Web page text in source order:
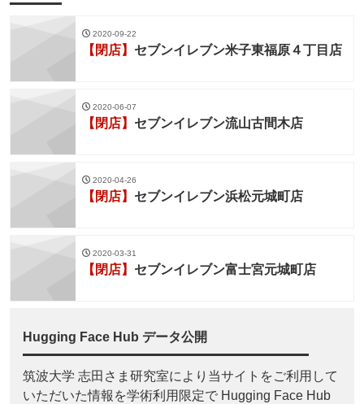
2020-09-22
【閉店】 セブンイレブン米子東福原４丁目店
2020-06-07
【閉店】 セブンイレブン流山古間木店
2020-04-26
【閉店】 セブンイレブン浜松元城町店
2020-03-31
【閉店】 セブンイレブン富士宮元城町店
Hugging Face Hub データ公開
筑波大学 志田さま研究室により当サイトをご利用して
いただいた情報を学術利用限定で Hugging Face Hub